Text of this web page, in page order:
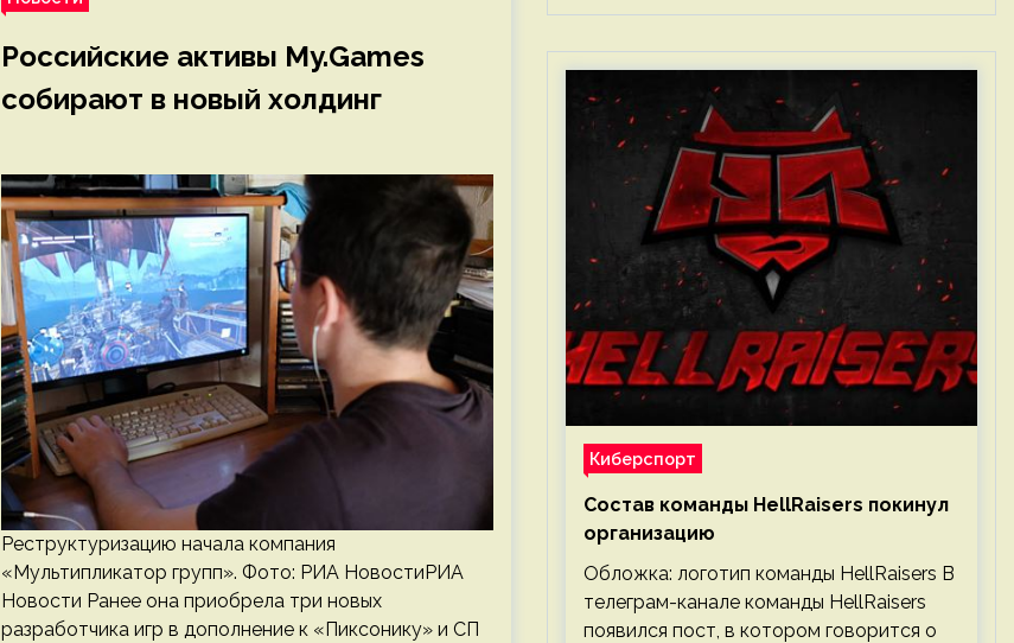
Российские активы My.Games
собирают в новый холдинг
Реструктуризацию начала компания
«Мультипликатор групп». Фото: РИА НовостиРИА
Новости Ранее она приобрела три новых
разработчика игр в дополнение к «Пиксонику» и СП
Киберспорт
Состав команды HellRaisers покинул
организацию
Обложка: логотип команды HellRaisers В
телеграм-канале команды HellRaisers
появился пост, в котором говорится о